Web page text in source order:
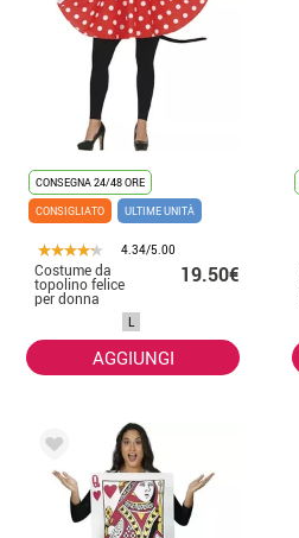
CONSEGNA 24/48 ORE
CONSIGLIATO
ULTIME UNITÀ
4.34/5.00
Costume da
topolino felice
per donna
19.50€
L
AGGIUNGI